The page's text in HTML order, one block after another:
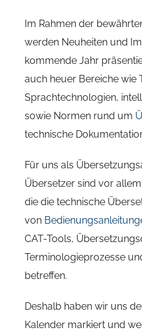
Im Rahmen der
werden Neuheiten und
kommende Jahr
auch heuer Bereiche wie
Sprachtechnologien,
sowie Normen rund um
technische
Für uns als
Übersetzer sind vor
die die technische
von
CAT-Tools,
Terminologieprozesse
betreffen.
Deshalb haben wir uns
Kalender markiert und